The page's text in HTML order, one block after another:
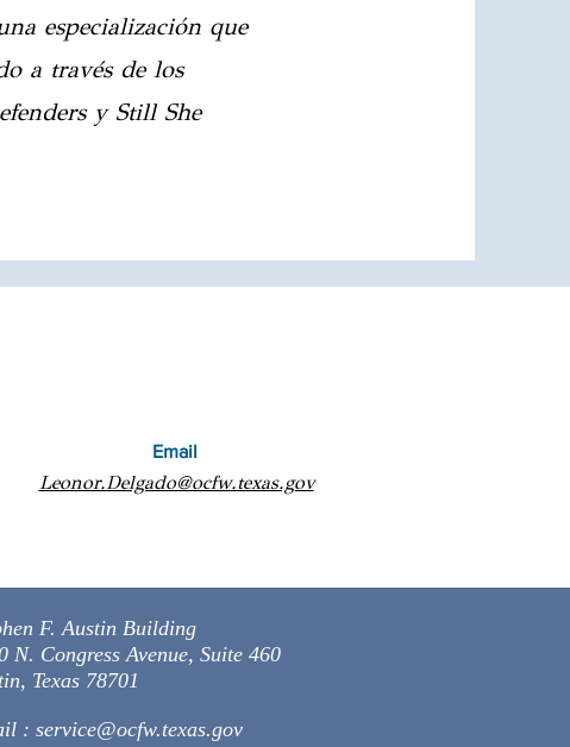
especialización que
a través de los
y Still She
Email
Leonor.Delgado@ocfw.texas.gov
F. Austin Building
N. Congress Avenue, Suite 460
Texas 78701
: service@ocfw.texas.gov